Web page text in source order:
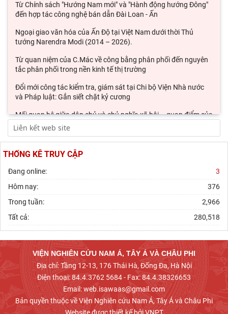
Từ Chính sách "Hướng Nam mới" và "Hành động hướng Đông"
đến hợp tác công nghệ bán dẫn Đài Loan - Ấn
Ngoại giao văn hóa của Ấn Độ tại Việt Nam dưới thời Thủ
tướng Narendra Modi (2014 – 2026).
Từ quan niệm của C.Mác về công bằng phân phối đến nguyên
tắc phân phối trong nền kinh tế thị trường
Đổi mới công tác kiểm tra, giám sát tại Chi bộ Viện Nhà nước
và Pháp luật: Gắn siết chặt kỷ cương
Mối quan hệ giữa dân chủ và chủ nghĩa xã hội – quan điểm của
C.Mác và sự vận dụng ở Việt Nam thời
Phát triển thị trường carbon: Kinh nghiệm quốc tế và hàm ý
cho Việt Nam
Chủ tịch Viện Hàn lâm Khoa học xã hội Việt Nam thăm và làm
THỐNG KÊ TRUY CẬP
Đang online:
3
Hôm nay:
376
Trong tuần:
2,966
Tất cả:
280,518
VIỆN NGHIÊN CỨU NAM Á, TÂY Á VÀ CHÂU PHI
Địa chỉ: Tầng 12-13, 176 Thái Hà, Đống Đa, Hà Nội
Điện thoại: 84.4.3762 5684 - Fax: 84.4.38326653
Email: web.isawaas@gmail.com
Bản quyền thuộc về Viện Nghiên cứu Nam Á, Tây Á và Châu Phi